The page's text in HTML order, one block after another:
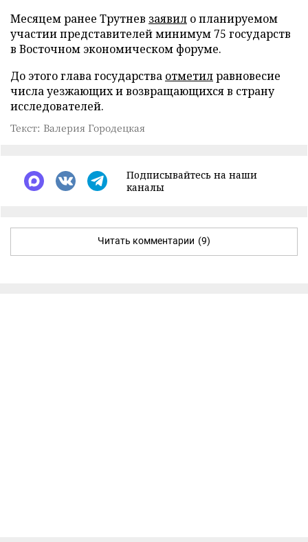
Месяцем ранее Трутнев заявил о планируемом
участии представителей минимум 75 государств
в Восточном экономическом форуме.
До этого глава государства отметилравновесие
числа уезжающих и возвращающихся в страну
исследователей.
Текст: Валерия Городецкая
Подписывайтесь на наши
каналы
Читать комментарии (9)